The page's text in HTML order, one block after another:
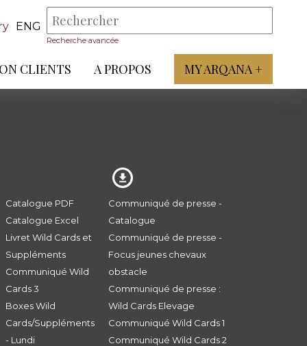
ENG
Recherche avancée
CLIENTS A PROPOS MY ARQANA +
Catalogue PDF
Catalogue Excel
Livret Wild Cards et
Suppléments
Communiqué Wild
Cards 3
Boxes Wild
Cards/Suppléments
- Lundi
Communiqué de presse -
Catalogue
Communiqué de presse -
Focus jeunes chevaux
obstacle
Communiqué de presse :
Wild Cards Elevage
Communiqué Wild Cards 1
Communiqué Wild Cards 2